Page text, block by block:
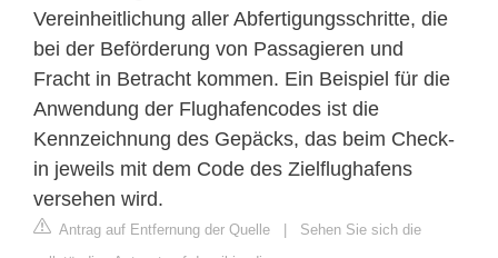
Vereinheitlichung aller Abfertigungsschritte, die
bei der Beförderung von Passagieren und
Fracht in Betracht kommen. Ein Beispiel für die
Anwendung der Flughafencodes ist die
Kennzeichnung des Gepäcks, das beim Check-
in jeweils mit dem Code des Zielflughafens
versehen wird.
Antrag auf Entfernung der Quelle | Sehen Sie sich die